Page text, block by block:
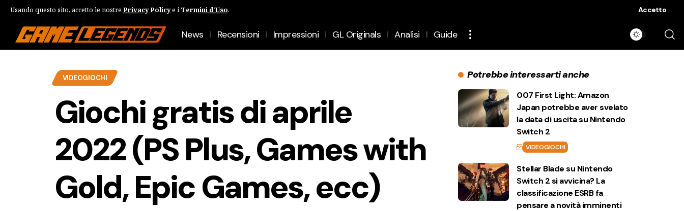
Usando questo sito, accetto le nostre Privacy Policye i Termini d'Uso. Accetto
News Recensioni Impressioni GL Originals Analisi Guide
VIDEOGIOCHI
Giochi gratis di aprile
2022 (PS Plus, Games with
Gold, Epic Games, ecc)
Potrebbe interessarti anche
007 First Light: Amazon
Japan potrebbe aver svelato
la data di uscita su Nintendo
Switch 2
VIDEOGIOCHI
Stellar Blade su Nintendo
Switch 2 si avvicina? La
classificazione ESRB fa
pensare a novità imminenti